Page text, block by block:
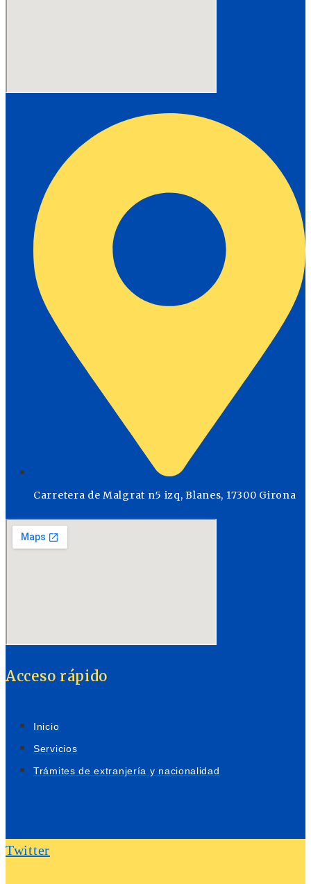
Carretera de Malgrat n5 izq, Blanes, 17300 Girona
Acceso rápido
Inicio
Servicios
Trámites de extranjería y nacionalidad
Twitter